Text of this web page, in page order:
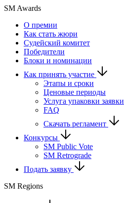
SM Awards
О премии
Как стать жюри
Судейский комитет
Победители
Блоки и номинации
Как принять участие
Этапы и сроки
Ценовые периоды
Услуга упаковки заявки
FAQ
Скачать регламент
Конкурсы
SM Public Vote
SM Retrograde
Подать заявку
SM Regions